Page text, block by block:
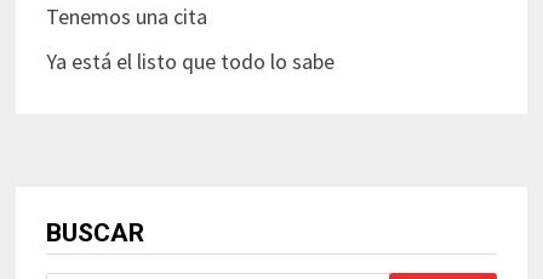
Tenemos una cita
Ya está el listo que todo lo sabe
BUSCAR